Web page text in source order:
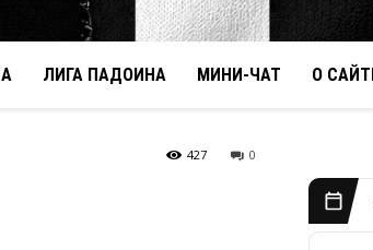
ЛИГА ПАДОИНА МИНИ-ЧАТ О
0
427